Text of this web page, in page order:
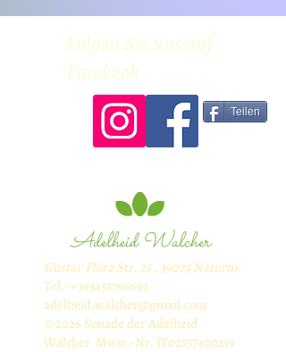
Folgen Sie uns auf
Facebook
Teilen
Adelheid Walcher
Gustav Flora Str. 25 , 39025 Naturns
Tel.: +393452796692
adelheid.walcher@gmail.com
© 2026 Sonade der Adelheid
Walcher Mwst.-Nr. IT02757400219